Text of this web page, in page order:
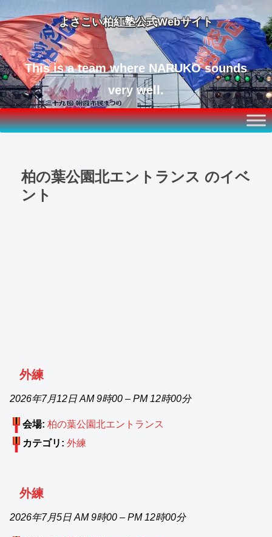
よさこい柏紅塾公式Webサイト
This is a team where NARUKO sounds
very well.
柏の葉公園北エントランス のイベ
ント
外練
2026年7月12日 AM 9時00 – PM 12時00分
会場: 柏の葉公園北エントランス
カテゴリ: 外練
外練
2026年7月5日 AM 9時00 – PM 12時00分